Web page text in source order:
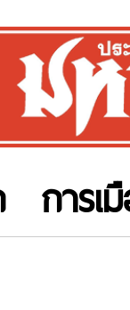
การเ